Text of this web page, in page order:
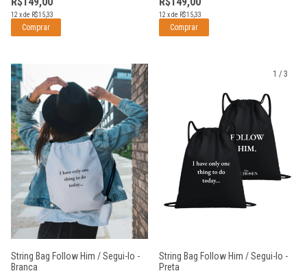
12 xde R$15,33 12 xde R$15,33
1/4
String Bag Follow Him / Segui-lo -
Branca
1 / 3
String Bag Follow Him / Segui-lo -
Preta